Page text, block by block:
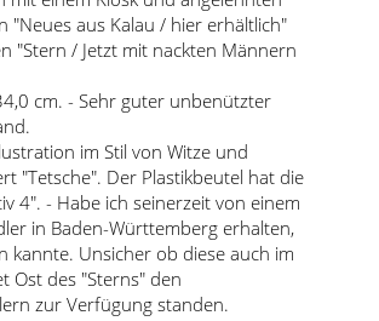
"Neues aus Kalau / hier erhältlich"
"Stern / Jetzt mit nackten Männern
cm. - Sehr guter unbenützter
im Stil von Witze und
"Tetsche". Der Plastikbeutel hat die
4". - Habe ich seinerzeit von einem
in Baden-Württemberg erhalten,
kannte. Unsicher ob diese auch im
Ost des "Sterns" den
zur Verfügung standen.